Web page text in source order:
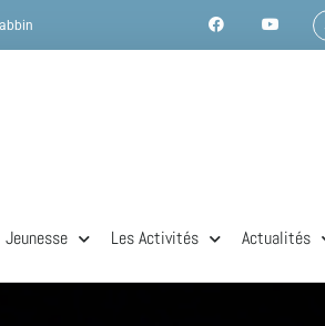
Jeunesse Les Activités Actualités